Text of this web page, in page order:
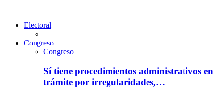
Electoral
Congreso
Congreso
Sí tiene procedimientos administrativos en
trámite por irregularidades,…